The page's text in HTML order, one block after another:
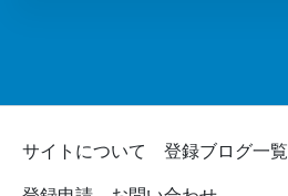
サイトについて 登録ブログ一覧